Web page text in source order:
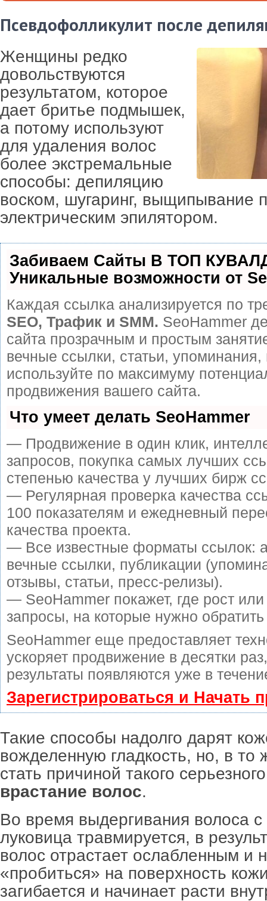
Псевдофолликулит после
Женщины редко
довольствуются
результатом, которое
дает бритье подмышек,
а потому используют
для удаления волос
более экстремальные
способы: депиляцию
воском, шугаринг, выщипывание
электрическим эпилятором.
Забиваем Сайты В ТОП
Уникальные возможности от
Каждая ссылка анализируется по
SEO, Трафик и SMM. SeoHammer
сайта прозрачным и простым
вечные ссылки, статьи,
используйте по максимуму
продвижения вашего сайта.
Что умеет делать SeoHammer
— Продвижение в один клик,
запросов, покупка самых лучших
степенью качества у лучших бирж
— Регулярная проверка качества
100 показателям и ежедневный
качества проекта.
— Все известные форматы ссылок:
вечные ссылки, публикации
отзывы, статьи, пресс-релизы).
— SeoHammer покажет, где рост
запросы, на которые нужно
SeoHammer еще предоставляет
ускоряет продвижение в десятки
результаты появляются уже в
Зарегистрироваться и Начать
Такие способы надолго дарят
вожделенную гладкость, но, в то
стать причиной такого
врастание волос.
Во время выдергивания волоса с
луковица травмируется, в
волос отрастает ослабленным и
«пробиться» на поверхность
загибается и начинает расти